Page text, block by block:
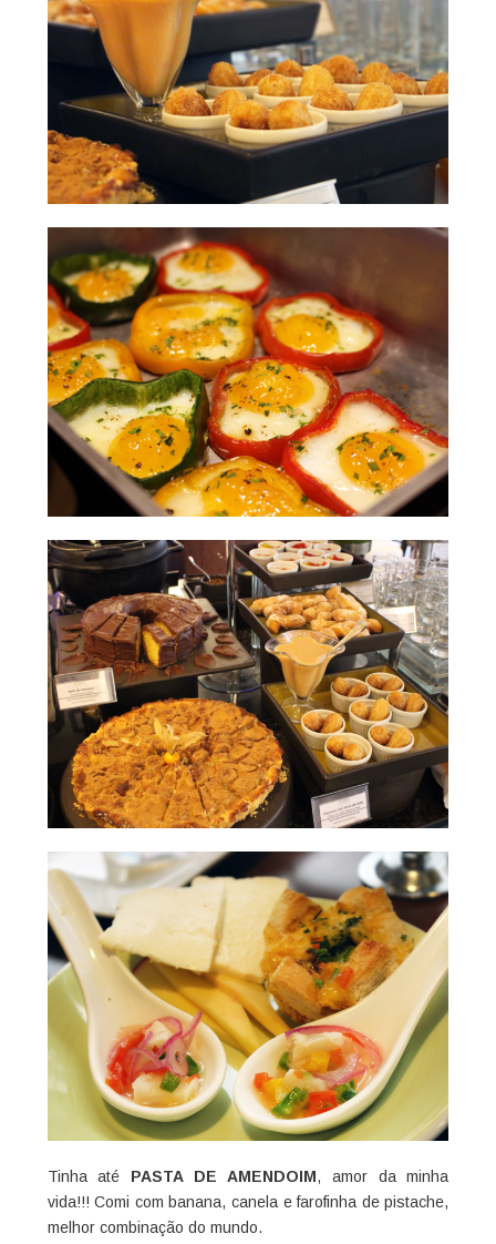
Tinha até PASTA DE AMENDOIM, amor da minha
vida!!! Comi com banana, canela e farofinha de pistache,
melhor combinação do mundo.